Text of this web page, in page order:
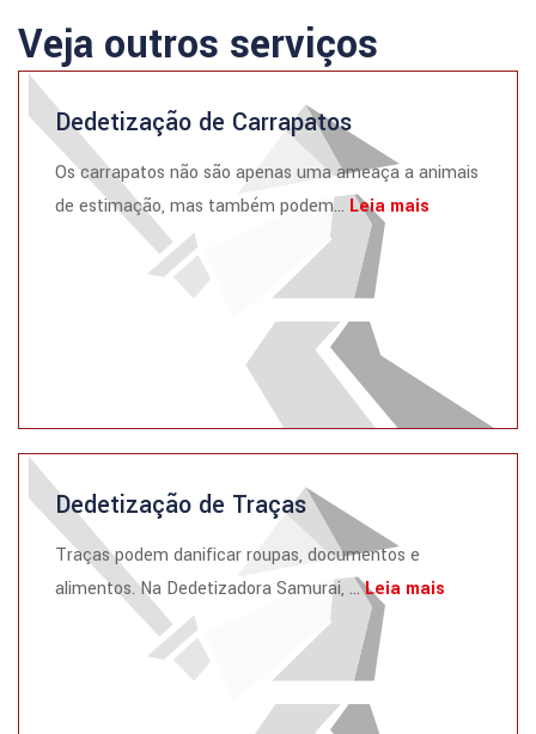
Veja outros serviços
Dedetização de Carrapatos
Os carrapatos não são apenas uma ameaça a animais
de estimação, mas também podem... Leia mais
Dedetização de Traças
Traças podem danificar roupas, documentos e
alimentos. Na Dedetizadora Samurai, ...Leia mais